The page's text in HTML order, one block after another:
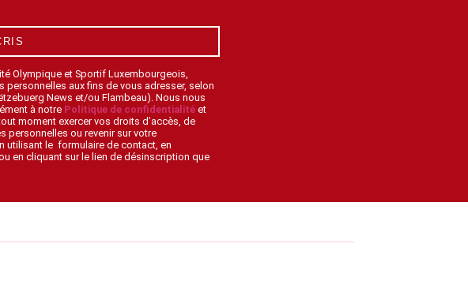
Olympique et Sportif Luxembourgeois,
aux fins de vous adresser, selon
News et/ou Flambeau). Nous nous
à notre Politique de confidentialité et
moment exercer vos droits d’accès, de
personnelles ou revenir sur votre
utilisant le formulaire de contact, en
en cliquant sur le lien de désinscription que